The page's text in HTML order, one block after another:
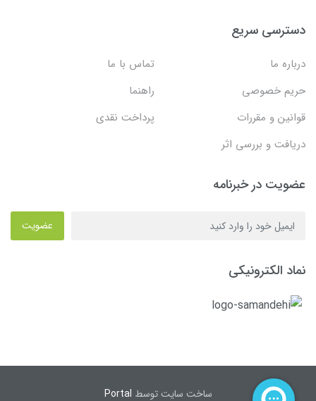
دسترسی سریع
درباره ما
تماس با ما
حریم خصوصی
راهنما
قوانین و مقررات
پرداخت نقدی
دریافت و بررسی اثر
عضویت در خبرنامه
عضویت
نماد الکترونیکی
ساخت سایت توسط Portal